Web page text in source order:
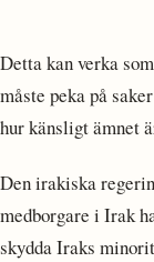
Detta kan verka
måste peka på
hur känsligt ämnet
Den irakiska
medborgare i Irak
skydda Iraks